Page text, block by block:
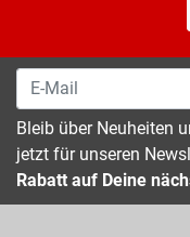
Bleib über Neuheiten
jetzt für unseren
Rabatt auf Deine